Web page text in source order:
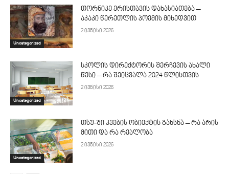
Uncategorized
თორნიკე ერისთავის დახასიათება –
აკაკი წერეთლის პოემის მიხედვით
2 ივნისი 2026
Uncategorized
სკოლის დირექტორის შერჩევის ახალი
წესი – რა შეიცვალა 2024 წლისთვის
2 ივნისი 2026
Uncategorized
თსუ-ში კვების ობიექტის გახსნა – რა არის
მითი და რა რეალობა
2 ივნისი 2026